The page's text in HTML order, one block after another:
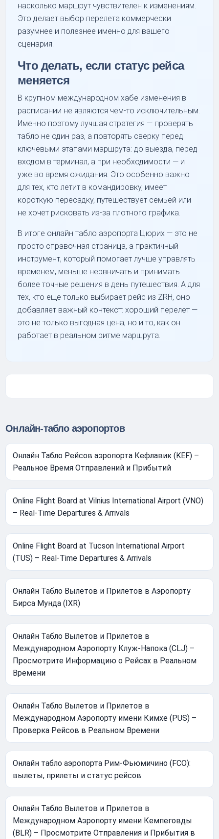
насколько маршрут чувствителен к изменениям.
Это делает выбор перелета коммерчески
разумнее и полезнее именно для вашего
сценария.
Что делать, если статус рейса
меняется
В крупном международном хабе изменения в
расписании не являются чем-то исключительным.
Именно поэтому лучшая стратегия — проверять
табло не один раз, а повторять сверку перед
ключевыми этапами маршрута: до выезда, перед
входом в терминал, а при необходимости — и
уже во время ожидания. Это особенно важно
для тех, кто летит в командировку, имеет
короткую пересадку, путешествует семьей или
не хочет рисковать из-за плотного графика.
В итоге онлайн табло аэропорта Цюрих — это не
просто справочная страница, а практичный
инструмент, который помогает лучше управлять
временем, меньше нервничать и принимать
более точные решения в день путешествия. А для
тех, кто еще только выбирает рейс из ZRH, оно
добавляет важный контекст: хороший перелет —
это не только выгодная цена, но и то, как он
работает в реальном ритме маршрута.
Онлайн-табло аэропортов
Онлайн Табло Рейсов аэропорта Кефлавик (KEF) –
Реальное Время Отправлений и Прибытий
Online Flight Board at Vilnius International Airport (VNO)
– Real-Time Departures & Arrivals
Online Flight Board at Tucson International Airport
(TUS) – Real-Time Departures & Arrivals
Онлайн Табло Вылетов и Прилетов в Аэропорту
Бирса Мунда (IXR)
Онлайн Табло Вылетов и Прилетов в
Международном Аэропорту Клуж-Напока (CLJ) –
Просмотрите Информацию о Рейсах в Реальном
Времени
Онлайн Табло Вылетов и Прилетов в
Международном Аэропорту имени Кимхе (PUS) –
Проверка Рейсов в Реальном Времени
Онлайн табло аэропорта Рим-Фьюмичино (FCO):
вылеты, прилеты и статус рейсов
Онлайн Табло Вылетов и Прилетов в
Международном Аэропорту имени Кемпеговды
(BLR) – Просмотрите Отправления и Прибытия в